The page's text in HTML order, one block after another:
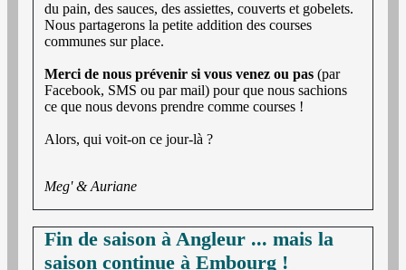
du pain, des sauces, des assiettes, couverts et gobelets.
Nous partagerons la petite addition des courses
communes sur place.
Merci de nous prévenir si vous venez ou pas (par
Facebook, SMS ou par mail) pour que nous sachions
ce que nous devons prendre comme courses !
Alors, qui voit-on ce jour-là ?
Meg' & Auriane
Fin de saison à Angleur ... mais la
saison continue à Embourg !